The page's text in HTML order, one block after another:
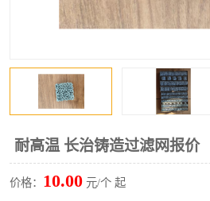
耐高温 长治铸造过滤网报价
价格： 10.00 元/个 起